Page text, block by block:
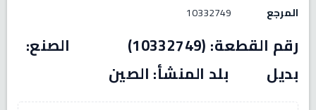
المرجع 10332749
رقم القطعة: (10332749) الصنع:
بديل بلد المنشأ: الصين